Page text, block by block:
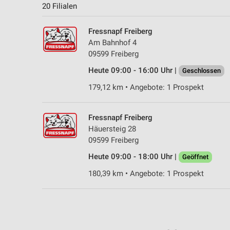
20 Filialen
Fressnapf Freiberg
Am Bahnhof 4
09599 Freiberg
Heute 09:00 - 16:00 Uhr |
Geschlossen
179,12 km • Angebote: 1 Prospekt
Fressnapf Freiberg
Häuersteig 28
09599 Freiberg
Heute 09:00 - 18:00 Uhr |
Geöffnet
180,39 km • Angebote: 1 Prospekt